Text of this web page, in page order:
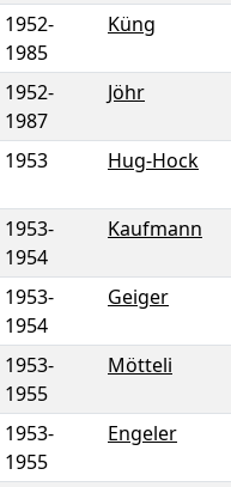
1952-
1985
Küng
1952-
1987
Jöhr
1953
Hug-Hock
1953-
1954
Kaufmann
1953-
1954
Geiger
1953-
1955
Mötteli
1953-
1955
Engeler